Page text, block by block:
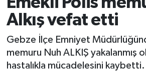
Alkış vefat etti
Gebze İlçe Emniyet
memuru Nuh ALKIŞ yakalanmış
hastalıkla mücadelesini kaybetti.
Son Dakika Haberleri
Haber Arşivi